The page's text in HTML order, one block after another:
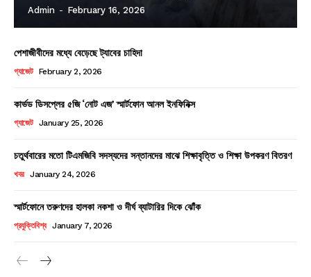
Admin - February 16, 2026
পেশাজীবীদের মধ্যে বেড়েছে ট্যাবের চাহিদা
গ্যাজেট February 2, 2026
কার্ভড ডিসপ্লের ৫জি ‘নোট এজ’ স্মার্টফোন আনল ইনফিনিক্স
গ্যাজেট January 25, 2026
চতুর্থবারের মতো টিএমজিবি সদস্যদের সন্তানদের মাঝে শিক্ষাবৃত্তি ও শিক্ষা উপকরণ বিতরণ
খবর January 24, 2026
স্মার্টফোনে তরুণদের হালকা নকশা ও দীর্ঘ ব্যাটারির দিকে ঝোঁক
প্রযুক্তিবিশ্ব January 7, 2026